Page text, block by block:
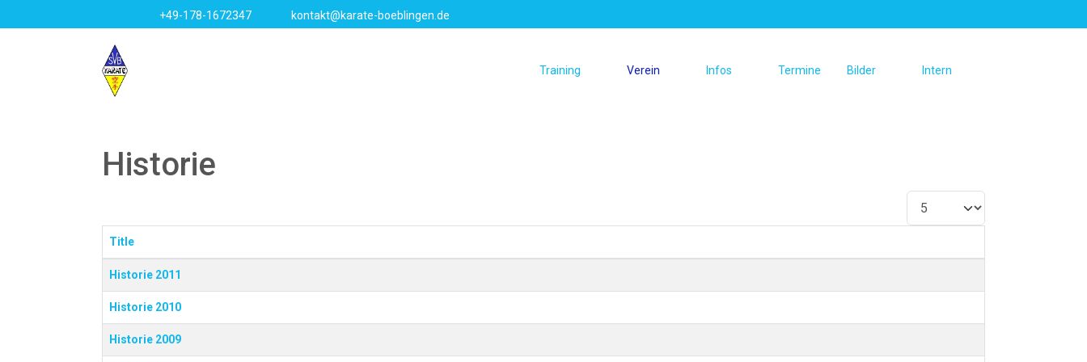
+49-178-1672347 kontakt@karate-boeblingen.de
Training Verein Infos Termine Bilder Intern
Historie
Beiträge
Title
Historie 2011
Historie 2010
Historie 2009